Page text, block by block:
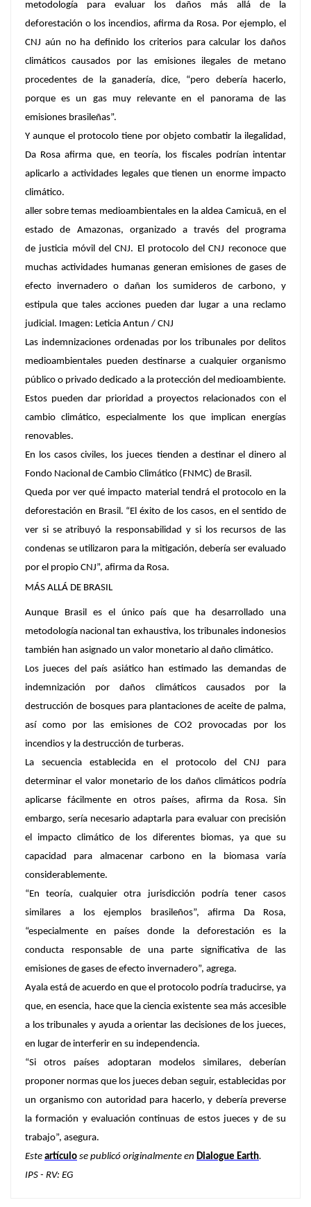
metodología para evaluar los daños más allá de la
deforestación o los incendios, afirma da Rosa. Por ejemplo, el
CNJ aún no ha definido los criterios para calcular los daños
climáticos causados por las emisiones ilegales de metano
procedentes de la ganadería, dice, “pero debería hacerlo,
porque es un gas muy relevante en el panorama de las
emisiones brasileñas”.
Y aunque el protocolo tiene por objeto combatir la ilegalidad,
Da Rosa afirma que, en teoría, los fiscales podrían intentar
aplicarlo a actividades legales que tienen un enorme impacto
climático.
aller sobre temas medioambientales en la aldea Camicuã, en el
estado de Amazonas, organizado a través del programa
de justicia móvil del CNJ. El protocolo del CNJ reconoce que
muchas actividades humanas generan emisiones de gases de
efecto invernadero o dañan los sumideros de carbono, y
estipula que tales acciones pueden dar lugar a una reclamo
judicial. Imagen: Leticia Antun / CNJ
Las indemnizaciones ordenadas por los tribunales por delitos
medioambientales pueden destinarse a cualquier organismo
público o privado dedicado a la protección del medioambiente.
Estos pueden dar prioridad a proyectos relacionados con el
cambio climático, especialmente los que implican energías
renovables.
En los casos civiles, los jueces tienden a destinar el dinero al
Fondo Nacional de Cambio Climático (FNMC) de Brasil.
Queda por ver qué impacto material tendrá el protocolo en la
deforestación en Brasil. “El éxito de los casos, en el sentido de
ver si se atribuyó la responsabilidad y si los recursos de las
condenas se utilizaron para la mitigación, debería ser evaluado
por el propio CNJ”, afirma da Rosa.
MÁS ALLÁ DE BRASIL
Aunque Brasil es el único país que ha desarrollado una
metodología nacional tan exhaustiva, los tribunales indonesios
también han asignado un valor monetario al daño climático.
Los jueces del país asiático han estimado las demandas de
indemnización por daños climáticos causados por la
destrucción de bosques para plantaciones de aceite de palma,
así como por las emisiones de CO2 provocadas por los
incendios y la destrucción de turberas.
La secuencia establecida en el protocolo del CNJ para
determinar el valor monetario de los daños climáticos podría
aplicarse fácilmente en otros países, afirma da Rosa. Sin
embargo, sería necesario adaptarla para evaluar con precisión
el impacto climático de los diferentes biomas, ya que su
capacidad para almacenar carbono en la biomasa varía
considerablemente.
“En teoría, cualquier otra jurisdicción podría tener casos
similares a los ejemplos brasileños”, afirma Da Rosa,
“especialmente en países donde la deforestación es la
conducta responsable de una parte significativa de las
emisiones de gases de efecto invernadero”, agrega.
Ayala está de acuerdo en que el protocolo podría traducirse, ya
que, en esencia, hace que la ciencia existente sea más accesible
a los tribunales y ayuda a orientar las decisiones de los jueces,
en lugar de interferir en su independencia.
“Si otros países adoptaran modelos similares, deberían
proponer normas que los jueces deban seguir, establecidas por
un organismo con autoridad para hacerlo, y debería preverse
la formación y evaluación continuas de estos jueces y de su
trabajo”, asegura.
Este artículo se publicó originalmente en Dialogue Earth.
IPS - RV: EG